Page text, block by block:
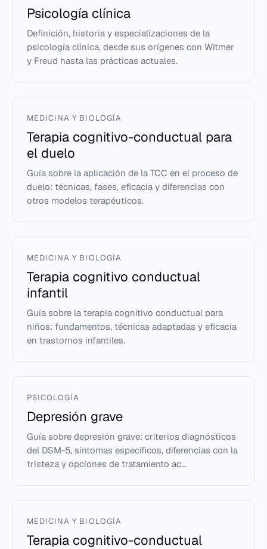
Psicología clínica
Definición, historia y especializaciones de la
psicología clínica, desde sus orígenes con Witmer
y Freud hasta las prácticas actuales.
MEDICINA Y BIOLOGÍA
Terapia cognitivo-conductual para
el duelo
Guía sobre la aplicación de la TCC en el proceso de
duelo: técnicas, fases, eficacia y diferencias con
otros modelos terapéuticos.
MEDICINA Y BIOLOGÍA
Terapia cognitivo conductual
infantil
Guía sobre la terapia cognitivo conductual para
niños: fundamentos, técnicas adaptadas y eficacia
en trastornos infantiles.
PSICOLOGÍA
Depresión grave
Guía sobre depresión grave: criterios diagnósticos
del DSM-5, síntomas específicos, diferencias con la
tristeza y opciones de tratamiento ac...
MEDICINA Y BIOLOGÍA
Terapia cognitivo-conductual